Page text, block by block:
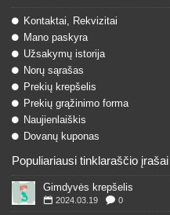
Kontaktai, Rekvizitai
Mano paskyra
Užsakymų istorija
Norų sąrašas
Prekių krepšelis
Prekių grąžinimo forma
Naujienlaiškis
Dovanų kuponas
Populiariausi tinklaraščio įrašai
Gimdyvės krepšelis
2024.03.19 0